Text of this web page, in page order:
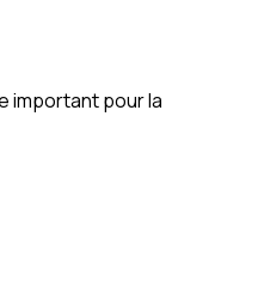
important pour la